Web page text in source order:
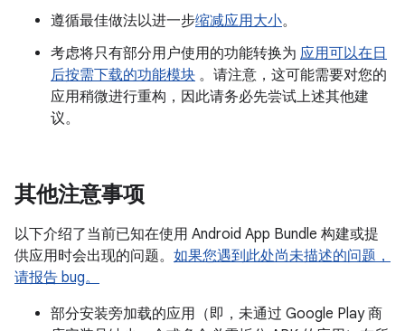
遵循最佳做法以进一步缩减应用大小。
考虑将只有部分用户使用的功能转换为 应用可以在日
后按需下载的功能模块 。请注意，这可能需要对您的
应用稍微进行重构，因此请务必先尝试上述其他建
议。
其他注意事项
以下介绍了当前已知在使用 Android App Bundle 构建或提
供应用时会出现的问题。 如果您遇到此处尚未描述的问题，
请报告 bug。
部分安装旁加载的应用（即，未通过 Google Play 商